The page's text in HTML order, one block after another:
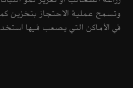
وتسمح عملية الاحتجاز بتخزين
في الأماكن التي يصعب فيها